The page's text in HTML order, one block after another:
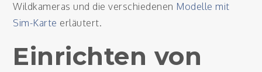
Wildkameras und die verschiedenen Modelle mit
Sim-Karte erläutert.
Einrichten von